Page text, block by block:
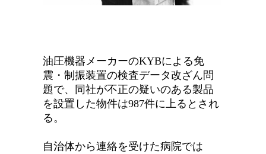
油圧機器メーカーのKYBによる免
震・制振装置の検査データ改ざん問
題で、同社が不正の疑いのある製品
を設置した物件は987件に上るとされ
る。
自治体から連絡を受けた病院では